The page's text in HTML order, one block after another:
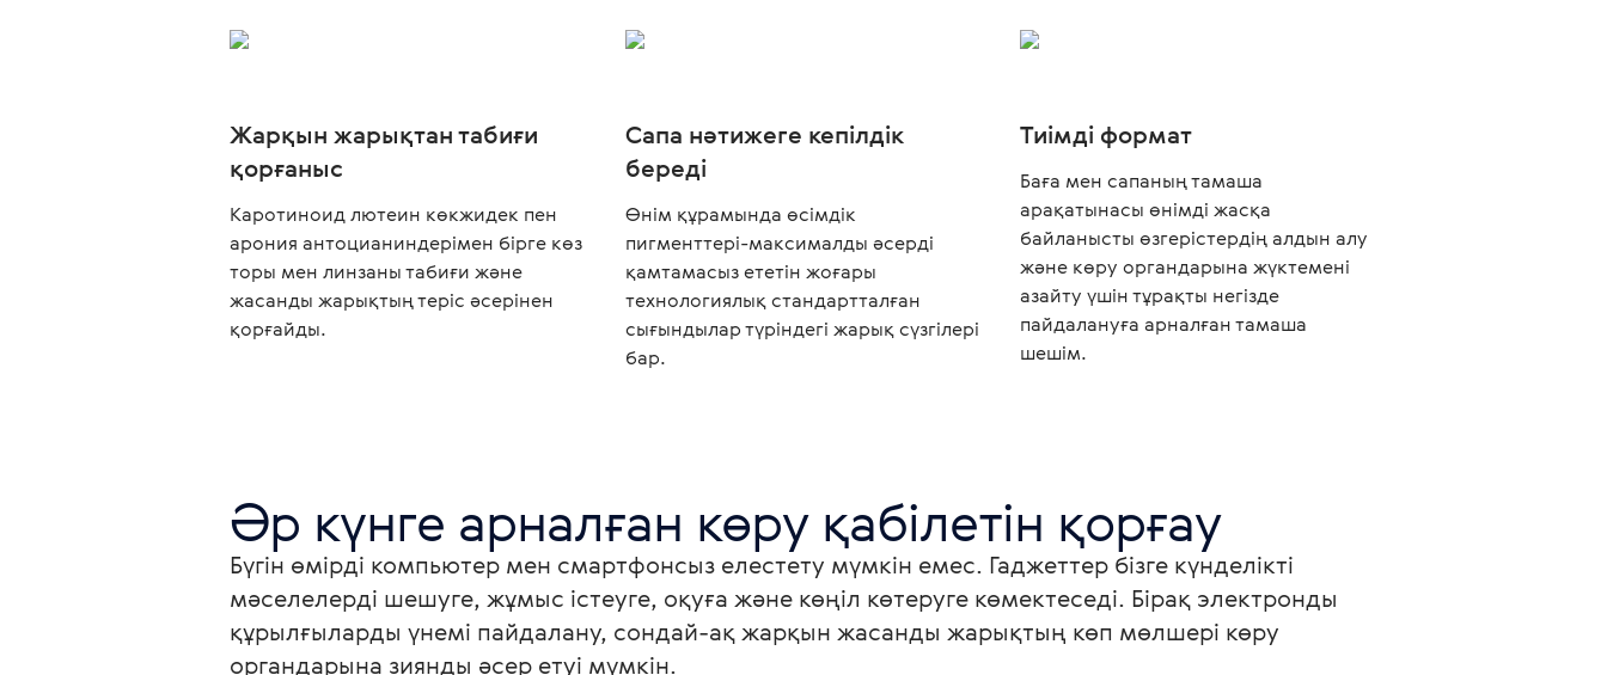
Жарқын жарықтан табиғи
қорғаныс
Каротиноид лютеин көкжидек пен
арония антоцианиндерімен бірге көз
торы мен линзаны табиғи және
жасанды жарықтың теріс әсерінен
қорғайды.
Сапа нәтижеге кепілдік
береді
Өнім құрамында өсімдік
пигменттері-максималды әсерді
қамтамасыз ететін жоғары
технологиялық стандартталған
сығындылар түріндегі жарық сүзгілері
бар.
Тиімді формат
Баға мен сапаның тамаша
арақатынасы өнімді жасқа
байланысты өзгерістердің алдын алу
және көру органдарына жүктемені
азайту үшін тұрақты негізде
пайдалануға арналған тамаша
шешім.
Бүгін өмірді компьютер мен смартфонсыз елестету мүмкін емес. Гаджеттер бізге күнделікті
мәселелерді шешуге, жұмыс істеуге, оқуға және көңіл көтеруге көмектеседі. Бірақ электронды
құрылғыларды үнемі пайдалану, сондай-ақ жарқын жасанды жарықтың көп мөлшері көру
органдарына зиянды әсер етуі мүмкін.